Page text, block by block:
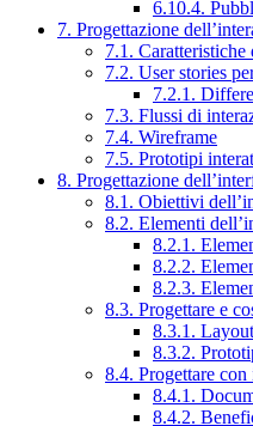
6.10.4.
7. Progettazione
7.1. Caratteristiche
7.2. User stories
7.2.1.
7.3. Flussi di
7.4. Wireframe
7.5. Prototipi
8. Progettazione
8.1. Obiettivi
8.2. Elementi
8.2.1.
8.2.2.
8.2.3.
8.3. Progettare e
8.3.1.
8.3.2.
8.4. Progettare
8.4.1.
8.4.2.